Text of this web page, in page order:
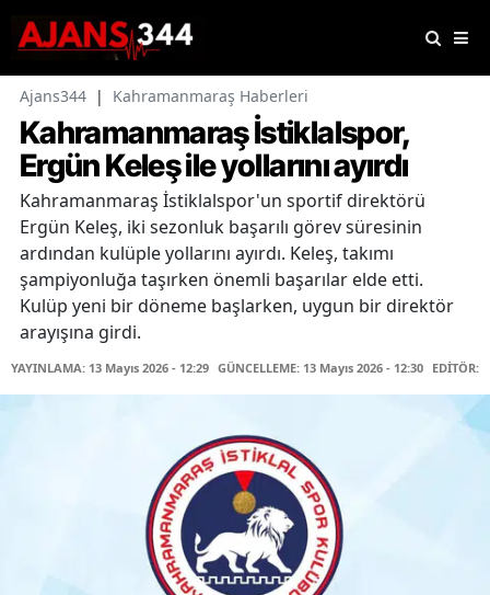
Ajans344 | Kahramanmaraş Haberleri
Kahramanmaraş İstiklalspor,
Ergün Keleş ile yollarını ayırdı
Kahramanmaraş İstiklalspor'un sportif direktörü
Ergün Keleş, iki sezonluk başarılı görev süresinin
ardından kulüple yollarını ayırdı. Keleş, takımı
şampiyonluğa taşırken önemli başarılar elde etti.
Kulüp yeni bir döneme başlarken, uygun bir direktör
arayışına girdi.
YAYINLAMA: 13 Mayıs 2026 - 12:29 GÜNCELLEME: 13 Mayıs 2026 - 12:30 EDİTÖR: